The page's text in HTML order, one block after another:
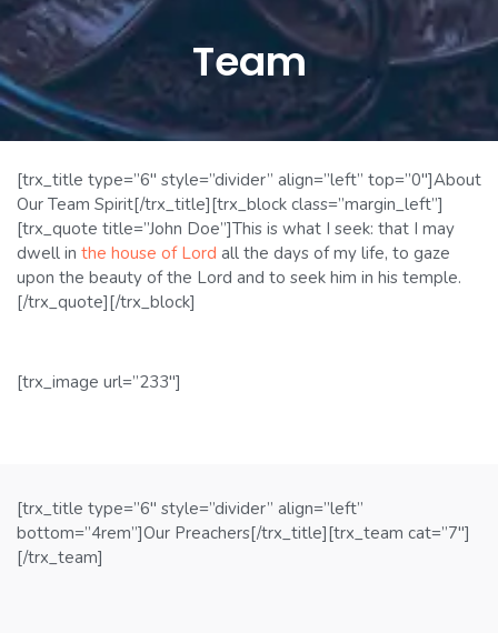
Team
[trx_title type=”6″ style=”divider” align=”left” top=”0″]About
Our Team Spirit[/trx_title][trx_block class=”margin_left”]
[trx_quote title=”John Doe”]This is what I seek: that I may
dwell in the house of Lord all the days of my life, to gaze
upon the beauty of the Lord and to seek him in his temple.
[/trx_quote][/trx_block]
[trx_image url=”233″]
[trx_title type=”6″ style=”divider” align=”left”
bottom=”4rem”]Our Preachers[/trx_title][trx_team cat=”7″]
[/trx_team]